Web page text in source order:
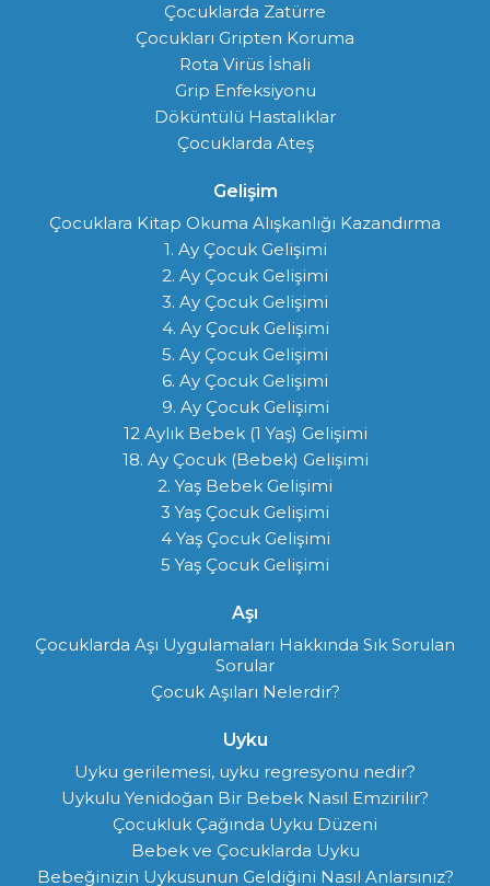
Çocuklarda Zatürre
Çocukları Gripten Koruma
Rota Virüs İshali
Grip Enfeksiyonu
Döküntülü Hastalıklar
Çocuklarda Ateş
Gelişim
Çocuklara Kitap Okuma Alışkanlığı Kazandırma
1. Ay Çocuk Gelişimi
2. Ay Çocuk Gelişimi
3. Ay Çocuk Gelişimi
4. Ay Çocuk Gelişimi
5. Ay Çocuk Gelişimi
6. Ay Çocuk Gelişimi
9. Ay Çocuk Gelişimi
12 Aylık Bebek (1 Yaş) Gelişimi
18. Ay Çocuk (Bebek) Gelişimi
2. Yaş Bebek Gelişimi
3 Yaş Çocuk Gelişimi
4 Yaş Çocuk Gelişimi
5 Yaş Çocuk Gelişimi
Aşı
Çocuklarda Aşı Uygulamaları Hakkında Sık Sorulan
Sorular
Çocuk Aşıları Nelerdir?
Uyku
Uyku gerilemesi, uyku regresyonu nedir?
Uykulu Yenidoğan Bir Bebek Nasıl Emzirilir?
Çocukluk Çağında Uyku Düzeni
Bebek ve Çocuklarda Uyku
Bebeğinizin Uykusunun Geldiğini Nasıl Anlarsınız?